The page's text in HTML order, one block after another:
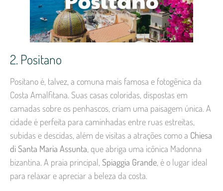
2. Positano
Positano é, talvez, a comuna mais famosa e fotogênica da
Costa Amalfitana. Suas casas coloridas, dispostas em
camadas sobre os penhascos, criam uma paisagem única. A
cidade é perfeita para caminhadas entre ruas estreitas,
subidas e descidas, além de visitas a atrações como a Chiesa
di Santa Maria Assunta, que abriga uma icônica Madonna
bizantina. A praia principal, Spiaggia Grande, é o lugar ideal
para relaxar e apreciar a beleza da costa.